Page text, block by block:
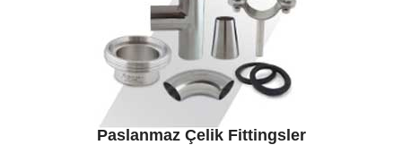
Paslanmaz Çelik Fittingsler